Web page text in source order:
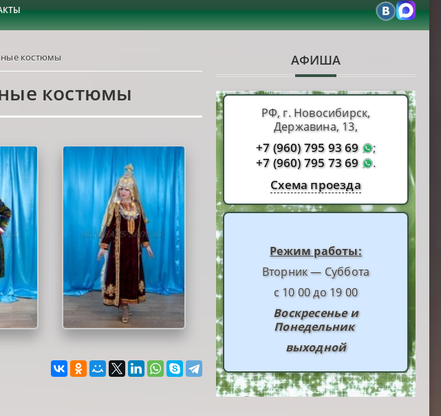
костюмы
костюмы
АФИША
РФ, г. Новосибирск,
Державина, 13,
+7 (960) 795 93 69 ;
+7 (960) 795 73 69 .
Схема проезда
Режим работы:
Вторник — Суббота
с 10 00 до 19 00
Воскресенье и
Понедельник
выходной